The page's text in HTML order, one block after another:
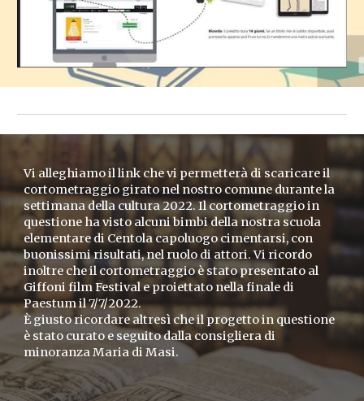
Vi alleghiamo il link che vi permetterà di scaricare il
cortometraggio girato nel nostro comune durante la
settimana della cultura 2022. Il cortometraggio in
questione ha visto alcuni bimbi della nostra scuola
elementare di Centola capoluogo cimentarsi, con
buonissimi risultati, nel ruolo di attori. Vi ricordo
inoltre che il cortometraggio è stato presentato al
Giffoni film Festival e proiettato nella finale di
Paestum il 7/7/2022.
È giusto ricordare altresì che il progetto in questione
è stato curato e seguito dalla consigliera di
minoranza Maria di Masi.